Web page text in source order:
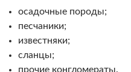
осадочные породы;
песчаники;
известняки;
сланцы;
прочие конгломераты.